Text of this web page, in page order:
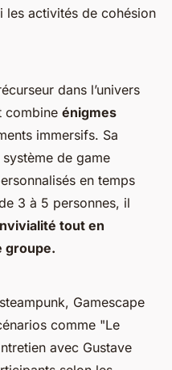
les activités de cohésion
dans l’univers
combine énigmes
immersifs. Sa
de game
en temps
3 à 5 personnes, il
tout en
groupe.
Gamescape
comme "Le
avec Gustave